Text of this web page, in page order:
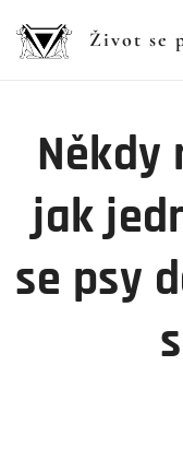
Život se
Někdy
jak
se psy